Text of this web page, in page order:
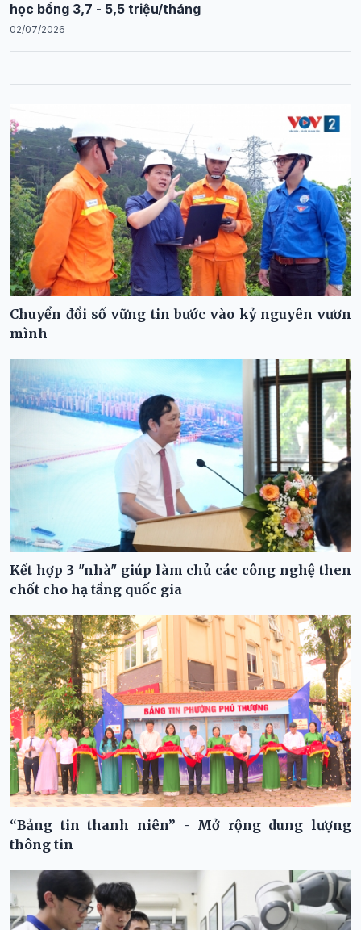
học bổng 3,7 - 5,5 triệu/tháng
02/07/2026
Chuyển đổi số vững tin bước vào kỷ nguyên vươn
mình
Kết hợp 3 "nhà" giúp làm chủ các công nghệ then
chốt cho hạ tầng quốc gia
“Bảng tin thanh niên” - Mở rộng dung lượng
thông tin